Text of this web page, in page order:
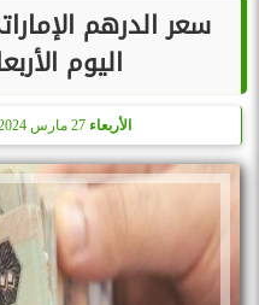
سعر الدرهم
اليوم الأربعاء 27-
الأربعاء 27 مارس 2024